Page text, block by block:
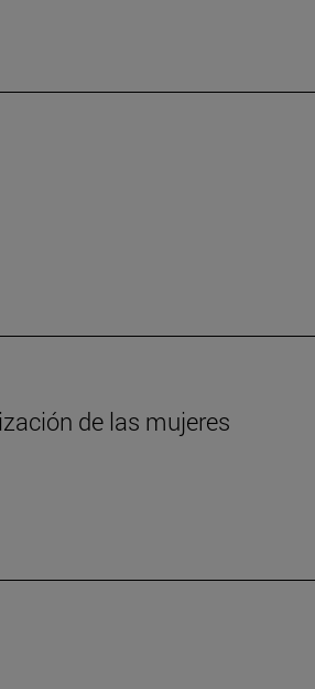
de las mujeres